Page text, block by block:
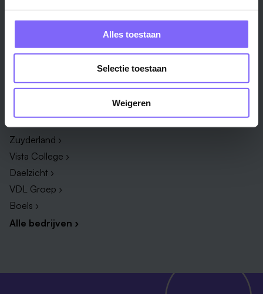
Alles toestaan
Selectie toestaan
Weigeren
Administratie ›
Alle vakgebieden ›
Administratief medewerker ›
HR adviseur ›
Onderwijsassistent ›
Alle functies ›
Bedrijf
Zuyderland ›
Vista College ›
Daelzicht ›
VDL Groep ›
Boels ›
Alle bedrijven ›